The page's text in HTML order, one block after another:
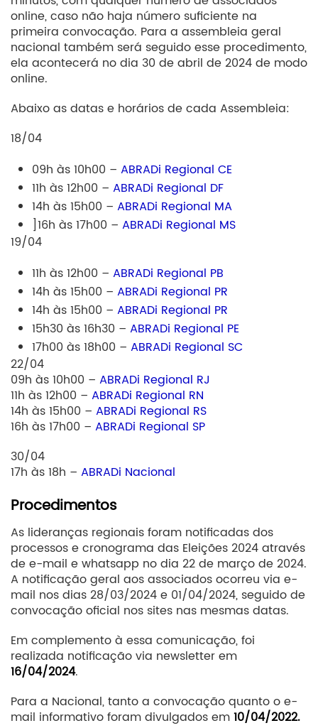
online, caso não haja número suficiente na
primeira convocação. Para a assembleia geral
nacional também será seguido esse procedimento,
ela acontecerá no dia 30 de abril de 2024 de modo
online.
Abaixo as datas e horários de cada Assembleia:
18/04
09h às 10h00 – ABRADi Regional CE
11h às 12h00 – ABRADi Regional DF
14h às 15h00 – ABRADi Regional MA
]16h às 17h00 – ABRADi Regional MS
19/04
11h às 12h00 – ABRADi Regional PB
14h às 15h00 – ABRADi Regional PR
14h às 15h00 – ABRADi Regional PR
15h30 às 16h30 – ABRADi Regional PE
17h00 às 18h00 – ABRADi Regional SC
22/04
09h às 10h00 – ABRADi Regional RJ
11h às 12h00 – ABRADi Regional RN
14h às 15h00 – ABRADi Regional RS
16h às 17h00 – ABRADi Regional SP
30/04
17h às 18h – ABRADi Nacional
Procedimentos
As lideranças regionais foram notificadas dos
processos e cronograma das Eleições 2024 através
de e-mail e whatsapp no dia 22 de março de 2024.
A notificação geral aos associados ocorreu via e-
mail nos dias 28/03/2024 e 01/04/2024, seguido de
convocação oficial nos sites nas mesmas datas.
Em complemento à essa comunicação, foi
realizada notificação via newsletter em
16/04/2024.
Para a Nacional, tanto a convocação quanto o e-
mail informativo foram divulgados em10/04/2022.